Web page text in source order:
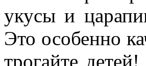
укусы и
Это особенно
трогайте